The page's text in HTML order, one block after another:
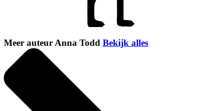
Meer auteur Anna Todd Bekijk alles